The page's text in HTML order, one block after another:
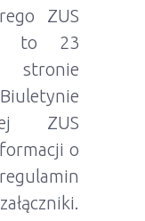
ZUS
to 23
ZUS
o